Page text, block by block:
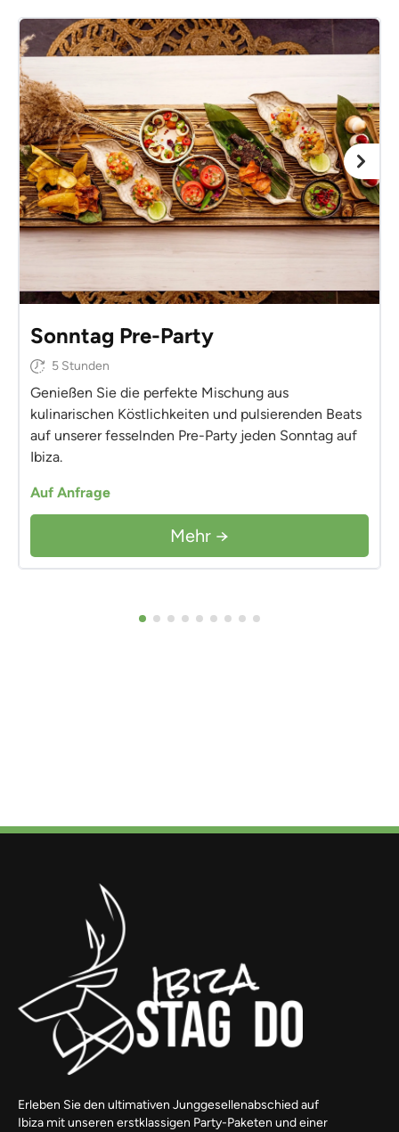
Sonntag Pre-Party
5 Stunden
Genießen Sie die perfekte Mischung aus
kulinarischen Köstlichkeiten und pulsierenden Beats
auf unserer fesselnden Pre-Party jeden Sonntag auf
Ibiza.
Auf Anfrage
Mehr →
Erleben Sie den ultimativen Junggesellenabschied auf
Ibiza mit unseren erstklassigen Party-Paketen und einer